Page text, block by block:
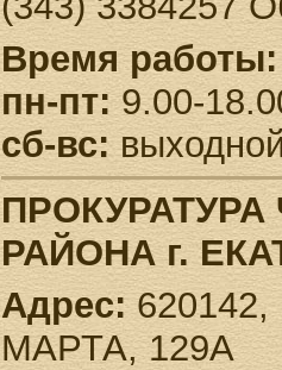
Время работы:
пн-пт:9.00-
сб-вс:
РАЙОНА г.
Адрес:620142,
МАРТА, 129А